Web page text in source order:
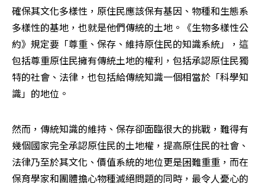
確保其文化多樣性，原住民應該保有基因、物種和生態系
多樣性的基地，也就是他們傳統的土地。《生物多樣性公
約》規定要「尊重、保存、維持原住民的知識系統」，這
包括尊重原住民擁有傳統土地的權利，包括承認原住民獨
特的社會、法律，也包括給傳統知識一個相當於「科學知
識」的地位。
然而，傳統知識的維持、保存卻面臨很大的挑戰，難得有
幾個國家完全承認原住民的土地權，提高原住民的社會、
法律乃至於其文化、價值系統的地位更是困難重重，而在
保育學家和團體擔心物種滅絕問題的同時，最令人憂心的